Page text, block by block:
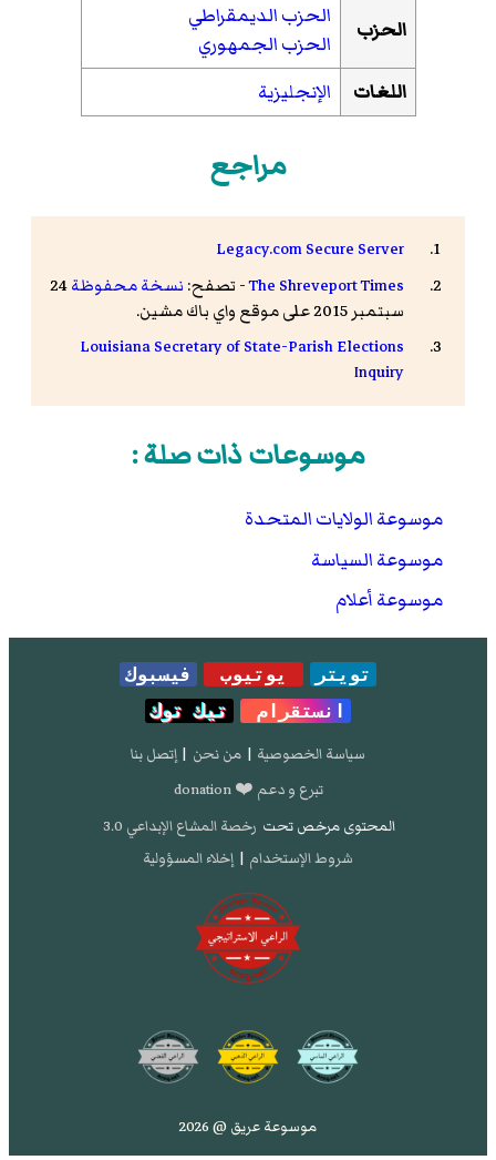
الحزب
الحزب الديمقراطي
الحزب الجمهوري
اللغات
الإنجليزية
مراجع
Legacy.com Secure Server
The Shreveport Times- تصفح: نسخة محفوظة24
سبتمبر 2015 على موقع واي باك مشين.
Louisiana Secretary of State-Parish Elections
Inquiry
موسوعات ذات صلة :
موسوعة الولايات المتحدة
موسوعة السياسة
موسوعة أعلام
تويتر يوتيوب
فيسبوك
انستقرام
تيك توك
سياسة الخصوصية | من نحن | إتصل بنا
تبرع و دعم ❤️ donation
المحتوى مرخص تحت رخصة المشاع الإبداعي 3.0
شروط الإستخدام | إخلاء المسؤولية
موسوعة عريق @ 2026